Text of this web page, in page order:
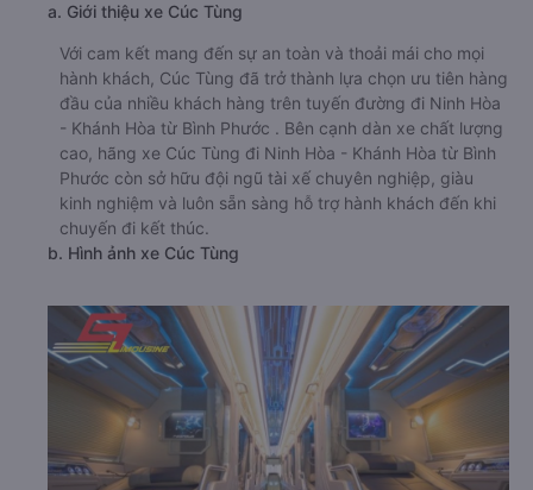
a. Giới thiệu xe Cúc Tùng
Với cam kết mang đến sự an toàn và thoải mái cho mọi
hành khách, Cúc Tùng đã trở thành lựa chọn ưu tiên hàng
đầu của nhiều khách hàng trên tuyến đường đi Ninh Hòa
- Khánh Hòa từ Bình Phước . Bên cạnh dàn xe chất lượng
cao, hãng xe Cúc Tùng đi Ninh Hòa - Khánh Hòa từ Bình
Phước còn sở hữu đội ngũ tài xế chuyên nghiệp, giàu
kinh nghiệm và luôn sẵn sàng hỗ trợ hành khách đến khi
chuyến đi kết thúc.
b. Hình ảnh xe Cúc Tùng